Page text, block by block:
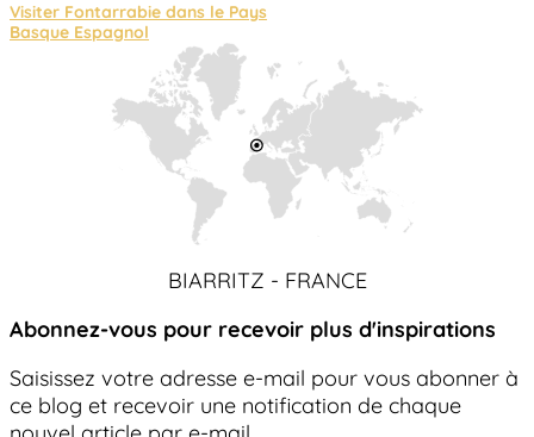
Visiter Fontarrabie dans le Pays
Basque Espagnol
BIARRITZ - FRANCE
Abonnez-vous pour recevoir plus d'inspirations
Saisissez votre adresse e-mail pour vous abonner à
ce blog et recevoir une notification de chaque